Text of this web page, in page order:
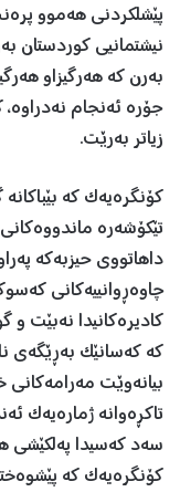
پێشلکردنی هەموو
نیشتمانیی کوردستان
بەرن کە هەرگیزاو
جۆرە ئەنجام نەدراوە،
زیاتر بەرێت.
کۆنگرەیەک کە
تێکۆشەرە
داهاتووی حیزبەکە
چاوەڕوانییەکانی
کادیرەکانیدا نەبێت و
کە کەسانێک بەڕێگەی
بیانەوێت
تاکڕەوانە ژمارەیەک
سەد کەسیدا پەلکێشی
کۆنگرەیەک کە